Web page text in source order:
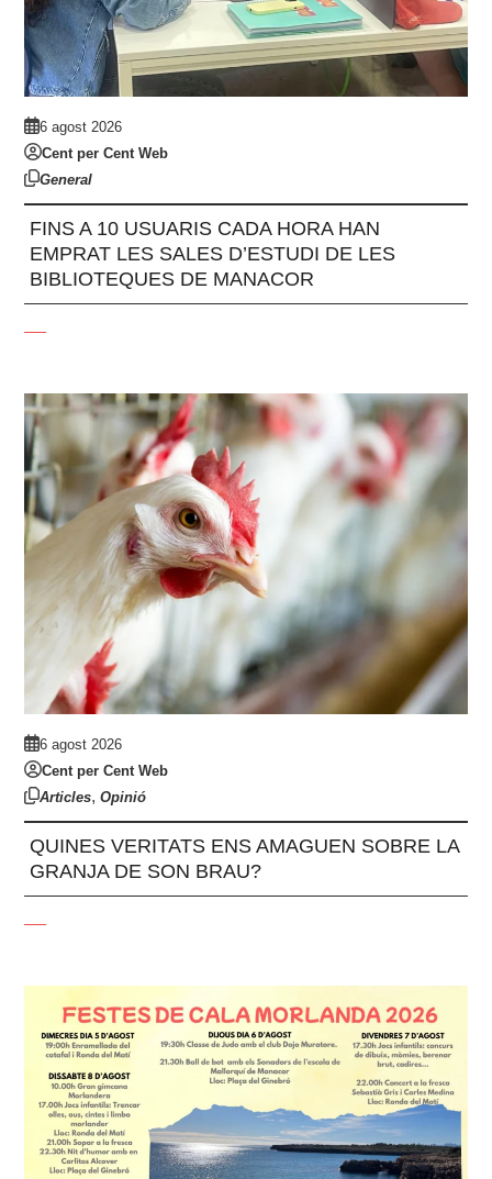
6 agost 2026
Cent per Cent Web
General
FINS A 10 USUARIS CADA HORA HAN
EMPRAT LES SALES D’ESTUDI DE LES
BIBLIOTEQUES DE MANACOR
6 agost 2026
Cent per Cent Web
Articles,Opinió
QUINES VERITATS ENS AMAGUEN SOBRE LA
GRANJA DE SON BRAU?